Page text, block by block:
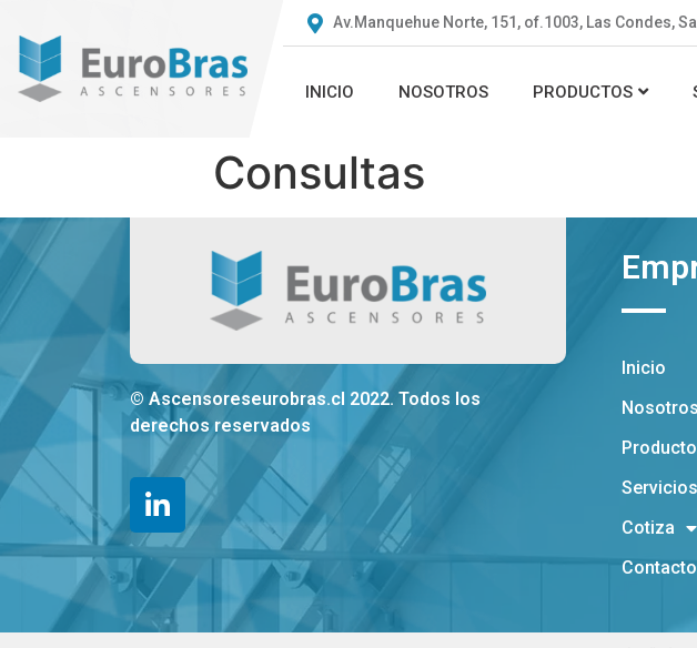
Av.Manquehue Norte, 151, of.1003, Las Condes,
INICIO NOSOTROS PRODUCTOS
Consultas
© Ascensoreseurobras.cl 2022. Todos los
derechos reservados
Inicio
Nosotros
Servicios
Cotiza
Contacto